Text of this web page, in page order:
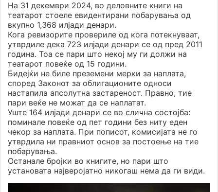
На 31 декември 2024, во деловните книги на
театарот стоеле евидентирани побарувања од
вкупно 1,368 илјади денари.
Кога ревизорите провериле од кога потекнуваат,
утврдиле дека 723 илјади денари се од пред 2011
година. Тоа се пари што некој му ги должи на
театарот повеќе од 15 години.
Бидејќи не биле преземени мерки за наплата,
според Законот за облигационите односи
настапила апсолутна застареност. Правно, тие
пари веќе не можат да се наплатат.
Уште 164 илјади денари се во слична состојба:
поминале повеќе од пет години без ниту еден
чекор за наплата. При пописот, комисијата не го
утврдила ни правниот основ за постоење на тие
побарувања.
Останале бројки во книгите, но пари што
установата најверојатно никогаш нема да ги види.